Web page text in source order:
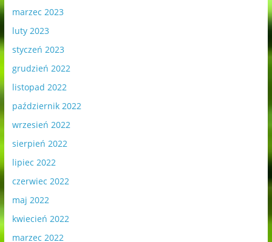
marzec 2023
luty 2023
styczeń 2023
grudzień 2022
listopad 2022
październik 2022
wrzesień 2022
sierpień 2022
lipiec 2022
czerwiec 2022
maj 2022
kwiecień 2022
marzec 2022